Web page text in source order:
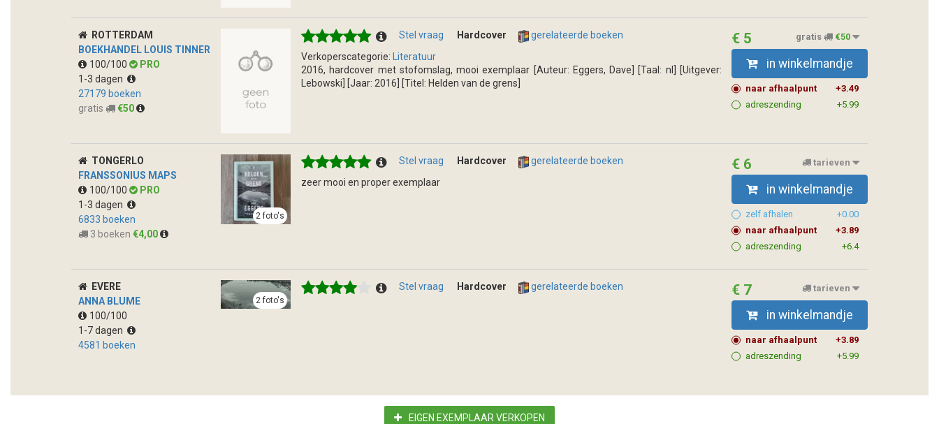
ROTTERDAM
BOEKHANDEL LOUIS TINNER
100/100
PRO
1-3 dagen
27179 boeken
gratis
€50
Stel vraag Hardcover
gerelateerde boeken
Verkoperscategorie: Literatuur
2016, hardcover met stofomslag, mooi exemplaar [Auteur: Eggers, Dave] [Taal: nl] [Uitgever:
Lebowski] [Jaar: 2016] [Titel: Helden van de grens]
€ 5 gratis €50
in winkelmandje
naar afhaalpunt
+3.49
adreszending
+5.99
TONGERLO
FRANSSONIUS MAPS
100/100
PRO
1-3 dagen
6833 boeken
3 boeken €4,00
2 foto's
Stel vraag Hardcover
gerelateerde boeken
zeer mooi en proper exemplaar
€ 6 tarieven
in winkelmandje
zelf afhalen
+0.00
naar afhaalpunt
+3.89
adreszending
+6.4
EVERE
ANNA BLUME
100/100
1-7 dagen
4581 boeken
2 foto's
Stel vraag Hardcover gerelateerde boeken € 7 tarieven
in winkelmandje
naar afhaalpunt
+3.89
adreszending
+5.99
EIGEN EXEMPLAAR VERKOPEN